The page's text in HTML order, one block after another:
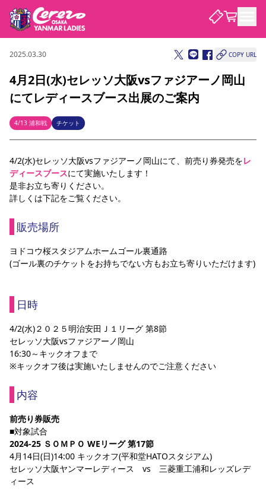
試合・チーム
試合について
試合日程 / 結果 順位表
チームについて
選手・スタッフ スケジュール アクセス セレッソ大阪 アカデミー
観戦する
チケット
チケット情報 価格・席種 シーズンシート
観戦ガイド
キッズ向けサービス 観戦マナー&ルール
スタジアム
YANMAR HANASAKA STADIUM
クラブを知る
セレッソ大阪ヤンマーレデ
ィースについて
サポートする
パートナー・スポンサー一覧
ニュース
ニュース
セレッソ大阪
アカデミー
2025.03.30 COPY URL
4月2日(水)セレッソ大阪vsファジアーノ岡山
にてレディースブース出展のご案内
4/13 浦和戦 チケット
4/2(水)セレッソ大阪vsファジアーノ岡山にて、前売り券発売をレ
ディースブースにて実施いたします！
是非お立ち寄りください。
詳しくは下記をご覧ください。
販売場所
ヨドコウ桜スタジアムホームゴール裏通路
(ゴール裏のチケットをお持ちでない方もお立ち寄りいただけます)
日時
4/2(水)２０２５明治安田Ｊ１リーグ 第8節
セレッソ大阪vsファジアーノ岡山
16:30～キックオフまで
※キックオフ後は実施いたしませんのでご注意ください
内容
前売り券販売
■対象試合
2024-25 ＳＯＭＰＯ WEリーグ 第17節
4月14日(日)14:00 キックオフ(平和堂HATOスタジアム)
セレッソ大阪ヤンマーレディース　vs　三菱重工浦和レッズレデ
ィース